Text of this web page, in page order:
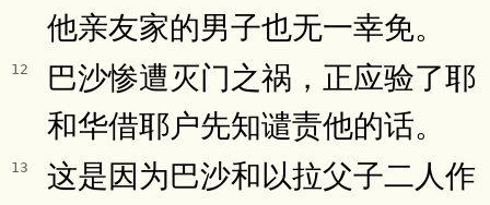
他亲友家的男子也无一幸免。
12
巴沙惨遭灭门之祸，正应验了耶
和华借耶户先知谴责他的话。
13
这是因为巴沙和以拉父子二人作